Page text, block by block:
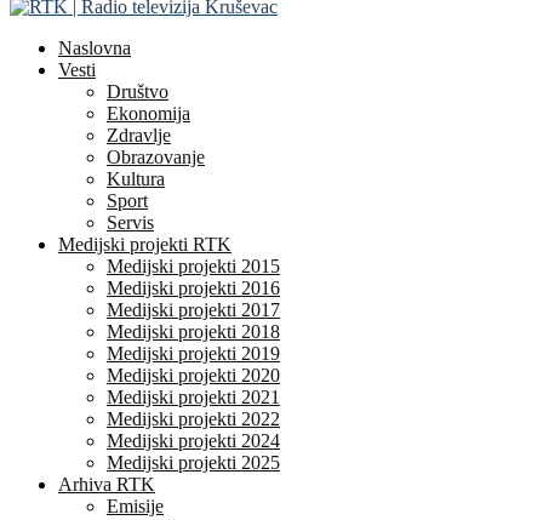
Naslovna
Vesti
Društvo
Ekonomija
Zdravlje
Obrazovanje
Kultura
Sport
Servis
Medijski projekti RTK
Medijski projekti 2015
Medijski projekti 2016
Medijski projekti 2017
Medijski projekti 2018
Medijski projekti 2019
Medijski projekti 2020
Medijski projekti 2021
Medijski projekti 2022
Medijski projekti 2024
Medijski projekti 2025
Arhiva RTK
Emisije